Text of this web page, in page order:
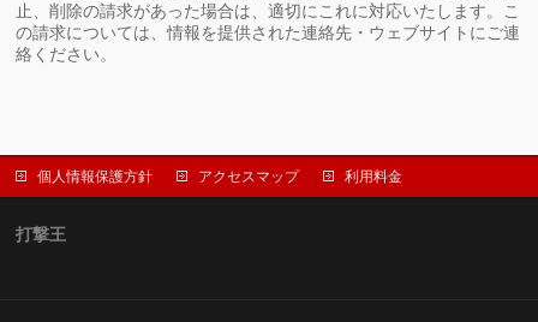
止、削除の請求があった場合は、適切にこれに対応いたします。こ
の請求については、情報を提供された連絡先・ウェブサイトにご連
絡ください。
個人情報保護方針 アクセスマップ 利用料金
打撃王